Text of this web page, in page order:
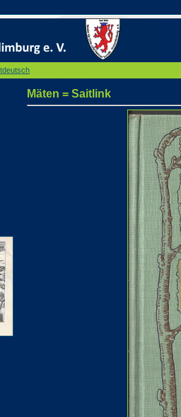
Mäten = Saitlink